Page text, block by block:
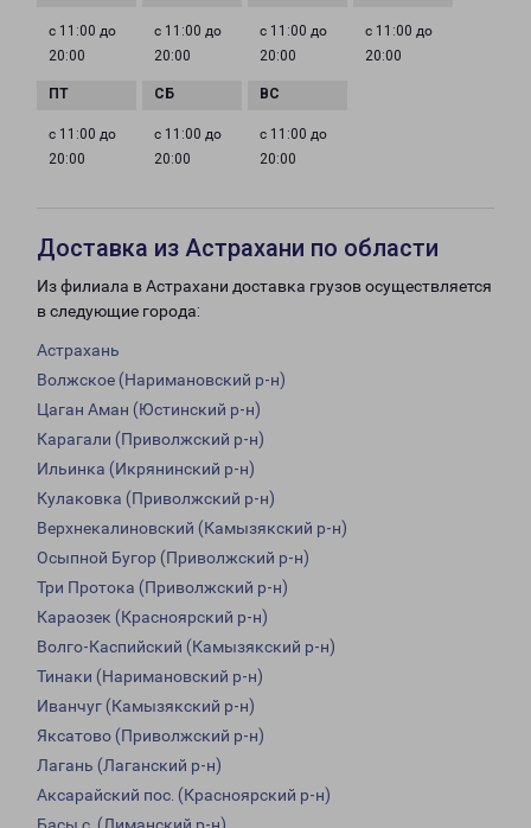
с 11:00 до
20:00
с 11:00 до
20:00
с 11:00 до
20:00
с 11:00 до
20:00
с 11:00 до
20:00
с 11:00 до
20:00
с 11:00 до
20:00
Доставка из Астрахани по области
Из филиала в Астрахани доставка грузов осуществляется
в следующие города:
Астрахань
Волжское (Наримановский р-н)
Цаган Аман (Юстинский р-н)
Карагали (Приволжский р-н)
Ильинка (Икрянинский р-н)
Кулаковка (Приволжский р-н)
Верхнекалиновский (Камызякский р-н)
Осыпной Бугор (Приволжский р-н)
Три Протока (Приволжский р-н)
Караозек (Красноярский р-н)
Волго-Каспийский (Камызякский р-н)
Тинаки (Наримановский р-н)
Иванчуг (Камызякский р-н)
Яксатово (Приволжский р-н)
Лагань (Лаганский р-н)
Аксарайский пос. (Красноярский р-н)